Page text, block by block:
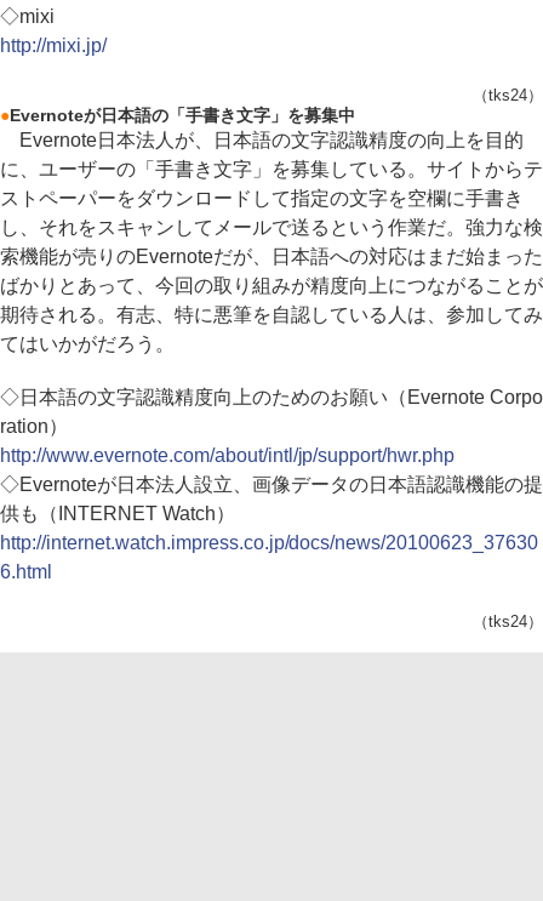
◇mixi
http://mixi.jp/
（tks24）
●Evernoteが日本語の「手書き文字」を募集中
Evernote日本法人が、日本語の文字認識精度の向上を目的
に、ユーザーの「手書き文字」を募集している。サイトからテ
ストペーパーをダウンロードして指定の文字を空欄に手書き
し、それをスキャンしてメールで送るという作業だ。強力な検
索機能が売りのEvernoteだが、日本語への対応はまだ始まった
ばかりとあって、今回の取り組みが精度向上につながることが
期待される。有志、特に悪筆を自認している人は、参加してみ
てはいかがだろう。
◇日本語の文字認識精度向上のためのお願い（Evernote Corpo
ration）
http://www.evernote.com/about/intl/jp/support/hwr.php
◇Evernoteが日本法人設立、画像データの日本語認識機能の提
供も（INTERNET Watch）
http://internet.watch.impress.co.jp/docs/news/20100623_37630
6.html
（tks24）